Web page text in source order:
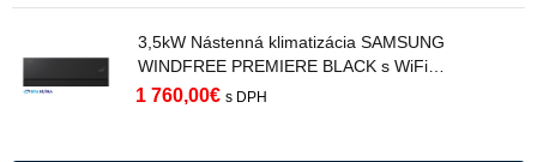
3,5kW Nástenná klimatizácia SAMSUNG
WINDFREE PREMIERE BLACK s WiFi
AR70H12C1ABNEU R32
1 760,00€ s DPH